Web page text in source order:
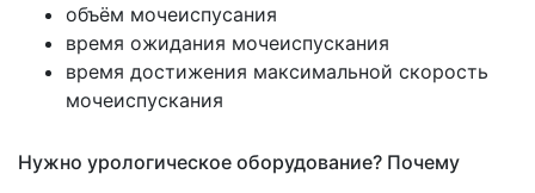
объём мочеиспусания
время ожидания мочеиспускания
время достижения максимальной скорость
мочеиспускания
Нужно урологическое оборудование? Почему